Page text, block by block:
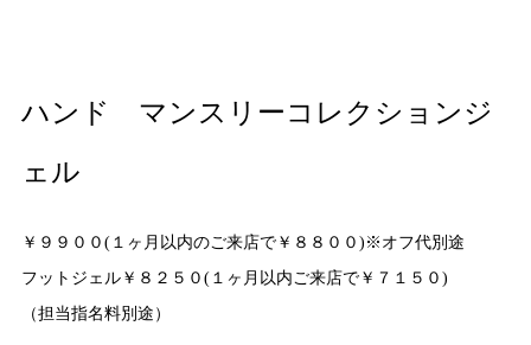
ハンド マンスリーコレクションジ
ェル
￥９９００(１ヶ月以内のご来店で￥８８００)※オフ代別途
フットジェル￥８２５０(１ヶ月以内ご来店で￥７１５０)
（担当指名料別途）